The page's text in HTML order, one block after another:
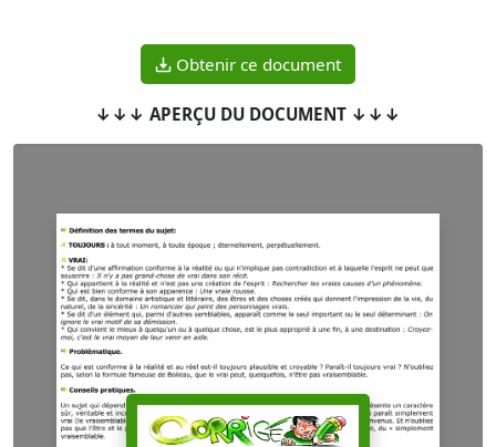
Obtenir ce document
↓↓↓ APERÇU DU DOCUMENT ↓↓↓